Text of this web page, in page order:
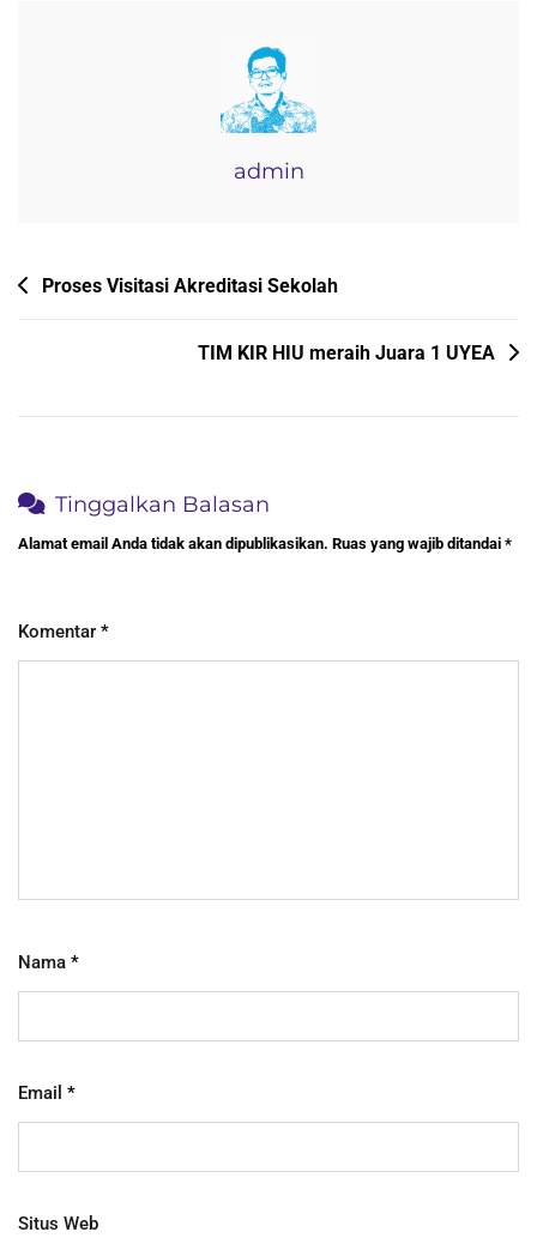
3
OLIMPIADE
PENELITIAN
admin
Navigasi
Proses Visitasi Akreditasi Sekolah
TIM KIR HIU meraih Juara 1 UYEA
Tinggalkan Balasan
Alamat email Anda tidak akan dipublikasikan. Ruas yang wajib ditandai *
Komentar *
Nama *
Email *
Situs Web